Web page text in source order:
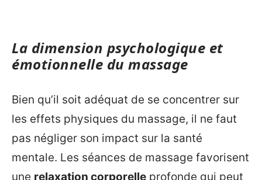
La dimension psychologique et
émotionnelle du massage
Bien qu’il soit adéquat de se concentrer sur
les effets physiques du massage, il ne faut
pas négliger son impact sur la santé
mentale. Les séances de massage favorisent
une relaxation corporelle profonde qui peut